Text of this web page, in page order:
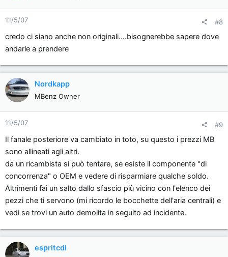
11/5/07 #8
credo ci siano anche non originali....bisognerebbe sapere dove
andarle a prendere
Nordkapp
MBenz Owner
11/5/07 #9
Il fanale posteriore va cambiato in toto, su questo i prezzi MB
sono allineati agli altri.
da un ricambista si può tentare, se esiste il componente "di
concorrenza" o OEM e vedere di risparmiare qualche soldo.
Altrimenti fai un salto dallo sfascio più vicino con l'elenco dei
pezzi che ti servono (mi ricordo le bocchette dell'aria centrali) e
vedi se trovi un auto demolita in seguito ad incidente.
espritcdi